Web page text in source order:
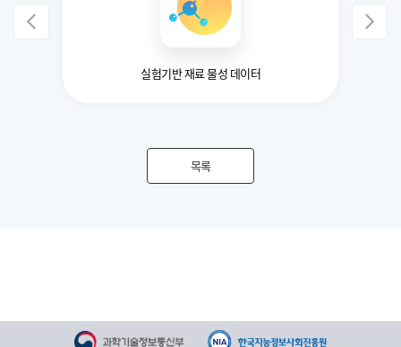
실험기반 재료 물성 데이터
목록